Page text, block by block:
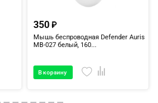
350
Мышь беспроводная Defender Auris
MB-027 белый, 160...
В корзину